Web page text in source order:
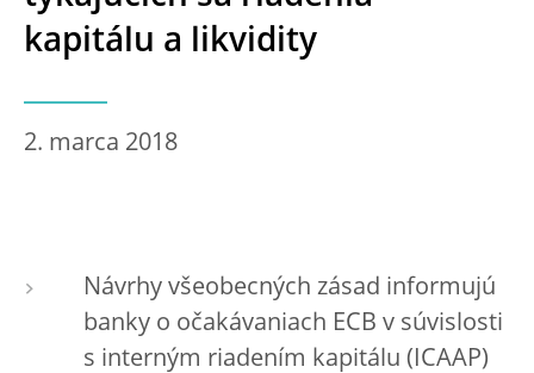
kapitálu a likvidity
2. marca 2018
Návrhy všeobecných zásad informujú
banky o očakávaniach ECB v súvislosti
s interným riadením kapitálu (ICAAP)